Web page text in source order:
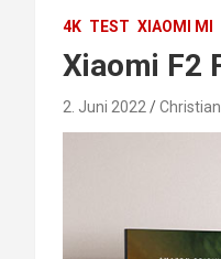
4K TEST XIAOMI MI
Xiaomi F2
2. Juni 2022